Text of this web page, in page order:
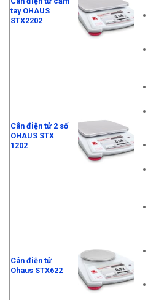
tay OHAUS
STX2202
Cân điện tử 2 số
OHAUS STX
1202
Cân điện tử
Ohaus STX622